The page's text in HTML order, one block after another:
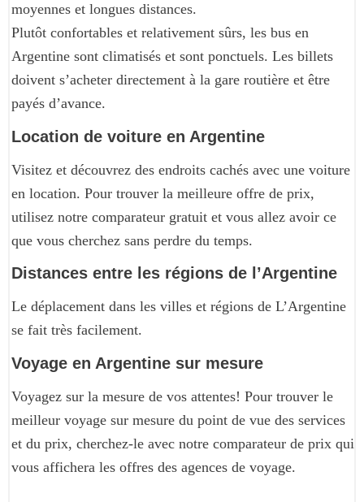
moyennes et longues distances.
Plutôt confortables et relativement sûrs, les bus en
Argentine sont climatisés et sont ponctuels. Les billets
doivent s’acheter directement à la gare routière et être
payés d’avance.
Location de voiture en Argentine
Visitez et découvrez des endroits cachés avec une voiture
en location. Pour trouver la meilleure offre de prix,
utilisez notre comparateur gratuit et vous allez avoir ce
que vous cherchez sans perdre du temps.
Distances entre les régions de l’Argentine
Le déplacement dans les villes et régions de L’Argentine
se fait très facilement.
Voyage en Argentine sur mesure
Voyagez sur la mesure de vos attentes! Pour trouver le
meilleur voyage sur mesure du point de vue des services
et du prix, cherchez-le avec notre comparateur de prix qui
vous affichera les offres des agences de voyage.